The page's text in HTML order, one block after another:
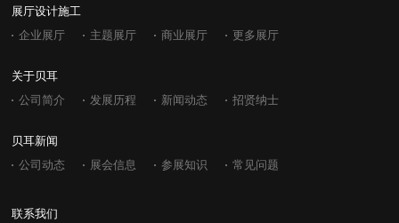
展厅设计施工
企业展厅 主题展厅 商业展厅 更多展厅
关于贝耳
公司简介 发展历程 新闻动态 招贤纳士
贝耳新闻
公司动态 展会信息 参展知识 常见问题
联系我们